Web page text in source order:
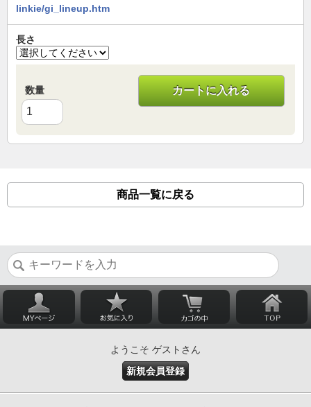
linkie/gi_lineup.htm
長さ
数量 カートに入れる
商品一覧に戻る
ようこそ ゲストさん
新規会員登録